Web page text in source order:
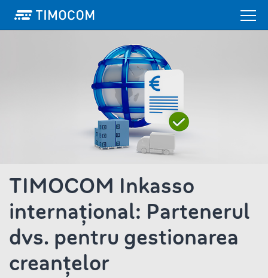
TIMOCOM Inkasso
internațional: Partenerul
dvs. pentru gestionarea
creanțelor